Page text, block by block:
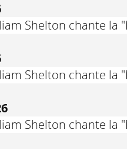
Shelton chante la
Shelton chante la
Shelton chante la